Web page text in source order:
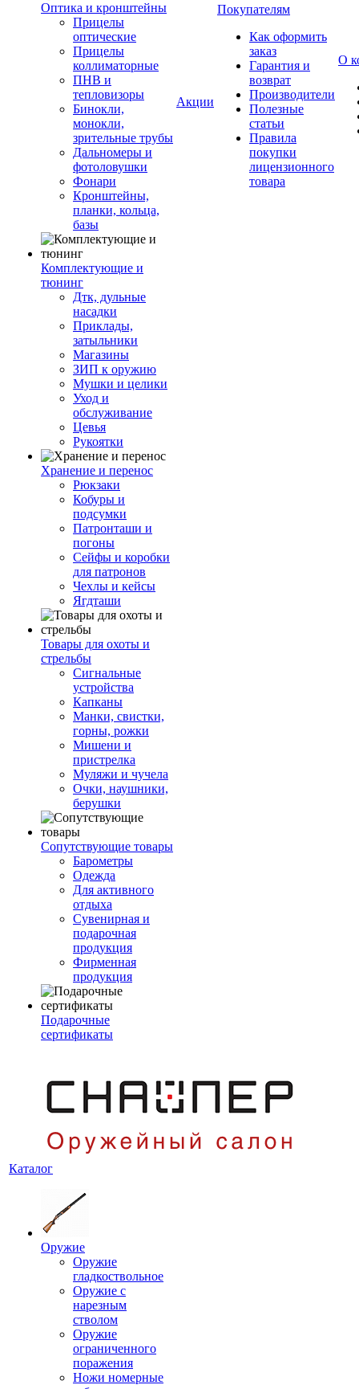
Оптика и кронштейны
Прицелы
оптические
Прицелы
коллиматорные
ПНВ и
тепловизоры
Бинокли,
монокли,
зрительные трубы
Дальномеры и
фотоловушки
Фонари
Кронштейны,
планки, кольца,
базы
Комплектующие и
тюнинг
Дтк, дульные
насадки
Приклады,
затыльники
Магазины
ЗИП к оружию
Мушки и целики
Уход и
обслуживание
Цевья
Рукоятки
Хранение и перенос
Рюкзаки
Кобуры и
подсумки
Патронташи и
погоны
Сейфы и коробки
для патронов
Чехлы и кейсы
Ягдташи
Товары для охоты и
стрельбы
Сигнальные
устройства
Капканы
Манки, свистки,
горны, рожки
Мишени и
пристрелка
Муляжи и чучела
Очки, наушники,
берушки
Сопутствующие товары
Барометры
Одежда
Для активного
отдыха
Сувенирная и
подарочная
продукция
Фирменная
продукция
Подарочные
сертификаты
Акции
Покупателям
Как оформить
заказ
Гарантия и
возврат
Производители
Полезные
статьи
Правила
покупки
лицензионного
товара
О
Каталог
Оружие
Оружие
гладкоствольное
Оружие с
нарезным
стволом
Оружие
ограниченного
поражения
Ножи номерные